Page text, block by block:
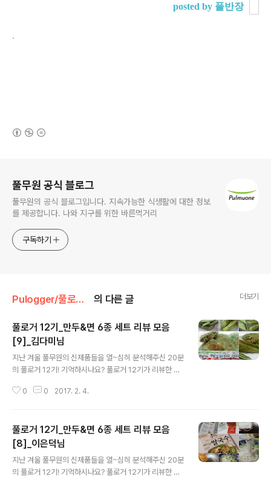
posted by 풀반장
.
풀무원 공식 블로그
풀무원의 공식 블로그입니다. 지속가능한 식생활에 대한 정보
를 제공합니다. 나와 지구를 위한 바른먹거리
구독하기
Pulogger/풀로거 리뷰 포스트 의 다른 글 더보기
풀로거 12기_만두&면 6종 세트 리뷰 모음
[9]_김다미님
지난 겨울 풀무원의 신제품들을 열~심히 분석해주신 20분
의 풀로거 12기! 기억하시나요? 풀로거 12기가 리뷰한 제
던 풀무원의 이색만두 3종! 그리고 동남아 음식 중 언제나
하나 빠질것 없는 알찬 제품구성만큼 풀로거 분들도 알찬
리뷰로 보답해주셨는데요. 풀무원 블로그 '아주사적인이야
기'의 공식 풀무원제품 리뷰단 풀로거 12기가 소개하는 풀
무원의 만두 & 면! 과연 풀로거 12기의 반응은 어땠을까
0 0 2017. 2. 4.
풀로거 12기_만두&면 6종 세트 리뷰 모음
[8]_이은덕님
지난 겨울 풀무원의 신제품들을 열~심히 분석해주신 20분
의 풀로거 12기! 기억하시나요? 풀로거 12기가 리뷰한 제